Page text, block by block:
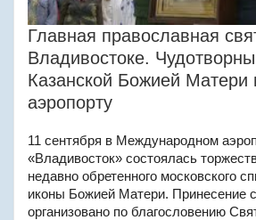
Главная православная
Владивостоке.
Казанской Божией Матери
аэропорту
11 сентября в Международном
«Владивосток» состоялась
недавно обретенного московского
иконы Божией Матери. Принесение
организовано по благословению